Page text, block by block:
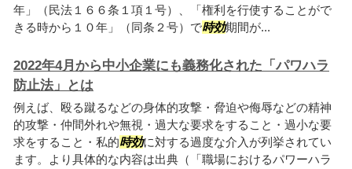
年」（民法１６６条１項１号）、「権利を行使することがで
きる時から１０年」（同条２号）で時効期間が...
2022年4月から中小企業にも義務化された「パワハラ
防止法」とは
例えば、殴る蹴るなどの身体的攻撃・脅迫や侮辱などの精神
的攻撃・仲間外れや無視・過大な要求をすること・過小な要
求をすること・私的時効に対する過度な介入が列挙されてい
ます。より具体的な内容は出典（「職場におけるパワーハラ